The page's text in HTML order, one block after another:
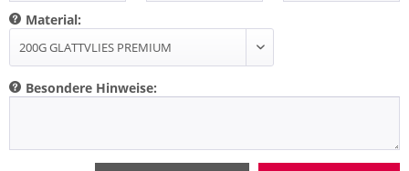
Material:
Besondere Hinweise: